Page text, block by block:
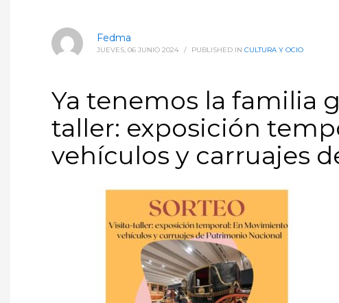
Fedma
JUEVES, 06 JUNIO 2024 / PUBLISHED IN CULTURA Y OCIO
Ya tenemos la familia
taller: exposición
vehículos y carruajes